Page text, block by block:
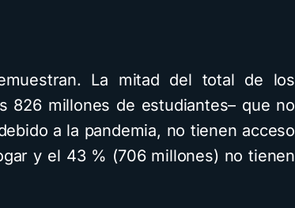
La mitad del total de los
826 millones de estudiantes– que no
a la pandemia, no tienen acceso
y el 43 % (706 millones) no tienen